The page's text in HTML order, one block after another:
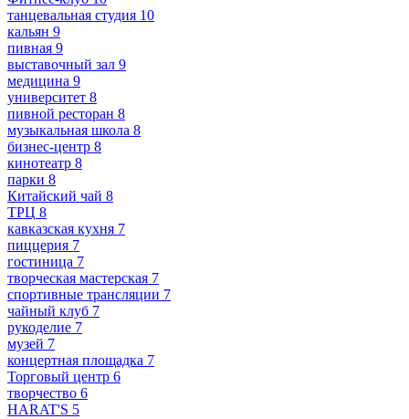
танцевальная студия 10
кальян 9
пивная 9
выставочный зал 9
медицина 9
университет 8
пивной ресторан 8
музыкальная школа 8
бизнес-центр 8
кинотеатр 8
парки 8
Китайский чай 8
ТРЦ 8
кавказская кухня 7
пиццерия 7
гостиница 7
творческая мастерская 7
спортивные трансляции 7
чайный клуб 7
рукоделие 7
музей 7
концертная площадка 7
Торговый центр 6
творчество 6
HARAT'S 5